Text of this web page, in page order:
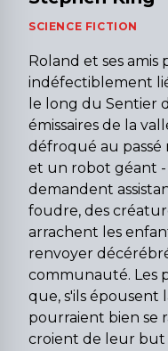
SCIENCE FICTION
Roland et ses amis
indéfectiblement
le long du Sentier
émissaires de la
défroqué au
et un robot géant
demandent
foudre, des
arrachent les
renvoyer
communauté. Les
que, s'ils épousent
pourraient bien se
croient de leur but